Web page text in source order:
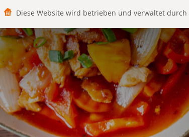
Diese Website wird betrieben und verwaltet durch